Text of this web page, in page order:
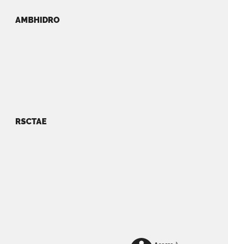
AMBHIDRO
RSCTAE